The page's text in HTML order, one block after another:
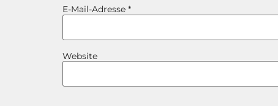
E-Mail-Adresse *
Website